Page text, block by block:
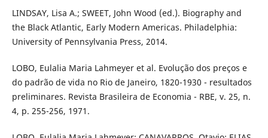
LINDSAY, Lisa A.; SWEET, John Wood (ed.). Biography and
the Black Atlantic, Early Modern Americas. Philadelphia:
University of Pennsylvania Press, 2014.
LOBO, Eulalia Maria Lahmeyer et al. Evolução dos preços e
do padrão de vida no Rio de Janeiro, 1820-1930 - resultados
preliminares. Revista Brasileira de Economia - RBE, v. 25, n.
4, p. 255-256, 1971.